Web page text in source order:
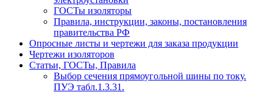
ГОСТы изоляторы
Правила, инструкции, законы, постановления
правительства РФ
Опросные листы и чертежи для заказа продукции
Чертежи изоляторов
Статьи, ГОСТы, Правила
Выбор сечения прямоугольной шины по току.
ПУЭ табл.1.3.31.